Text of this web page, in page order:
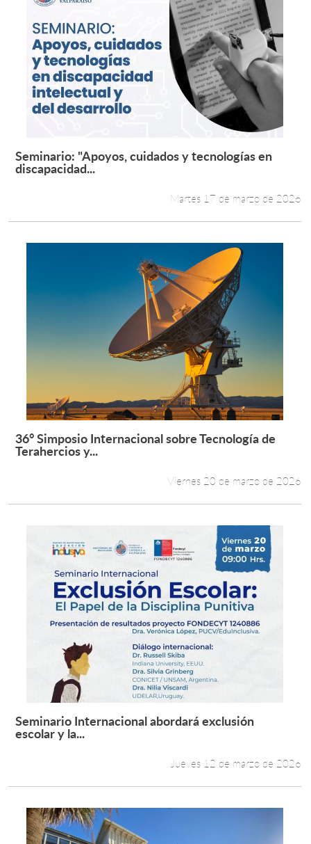
Leer más +
Seminario: "Apoyos, cuidados y tecnologías en
discapacidad...
Martes 17 de marzo de 2026
Leer más +
36° Simposio Internacional sobre Tecnología de
Terahercios y...
Viernes 20 de marzo de 2026
Leer más +
Seminario Internacional abordará exclusión
escolar y la...
Jueves 12 de marzo de 2026